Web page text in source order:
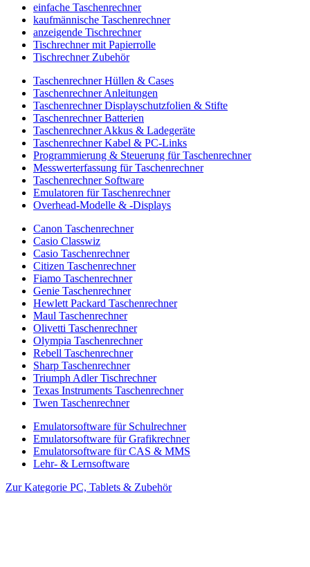
einfache Taschenrechner
kaufmännische Taschenrechner
anzeigende Tischrechner
Tischrechner mit Papierrolle
Tischrechner Zubehör
Taschenrechner Hüllen & Cases
Taschenrechner Anleitungen
Taschenrechner Displayschutzfolien & Stifte
Taschenrechner Batterien
Taschenrechner Akkus & Ladegeräte
Taschenrechner Kabel & PC-Links
Programmierung & Steuerung für Taschenrechner
Messwerterfassung für Taschenrechner
Taschenrechner Software
Emulatoren für Taschenrechner
Overhead-Modelle & -Displays
Canon Taschenrechner
Casio Classwiz
Casio Taschenrechner
Citizen Taschenrechner
Fiamo Taschenrechner
Genie Taschenrechner
Hewlett Packard Taschenrechner
Maul Taschenrechner
Olivetti Taschenrechner
Olympia Taschenrechner
Rebell Taschenrechner
Sharp Taschenrechner
Triumph Adler Tischrechner
Texas Instruments Taschenrechner
Twen Taschenrechner
Emulatorsoftware für Schulrechner
Emulatorsoftware für Grafikrechner
Emulatorsoftware für CAS & MMS
Lehr- & Lernsoftware
Zur Kategorie PC, Tablets & Zubehör